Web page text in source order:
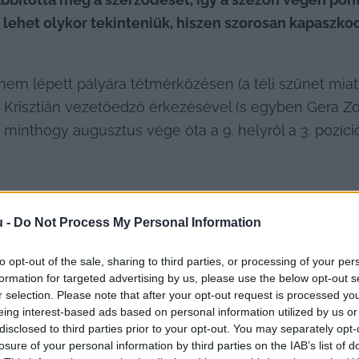
- Do Not Process My Personal Information
opt-out of the sale, sharing to third parties, or processing of your
for targeted advertising by us, please use the below opt-out
selection. Please note that after your opt-out request is processed
interest-based ads based on personal information utilized by us
to third parties prior to your opt-out. You may separately
of your personal information by third parties on the IAB’s list of
olykor tekinteniük, hiszen szorosan
lépett pályára tétmérkőzésen (a téli szünet
vezetőedző érkezésével (s egyben Gera
augusztus vége óta a 9. helyről a 3.
mérkőzésen) csak egyszer, az ősi rivális
ezek közül. Tímár érkezése óta Pálinkás
A Kecskeméti TE a telelés után 5 pontra van az
nehéz szezonkezdés után minden szurkoló,